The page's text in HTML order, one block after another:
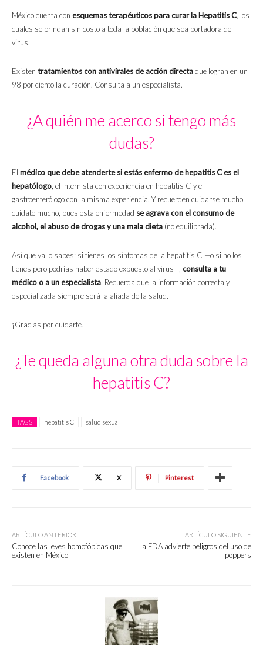
México cuenta con esquemas terapéuticos para curar la Hepatitis C , los
cuales se brindan sin costo a toda la población que sea portadora del
virus.
Existen tratamientos con antivirales de acción directaque logran en un
98 por ciento la curación. Consulta a un especialista.
¿A quién me acerco si tengo más
dudas?
El médico que debe atenderte si estás enfermo de hepatitis C es el
hepatólogo , el internista con experiencia en hepatitis C y el
gastroenterólogo con la misma experiencia. Y recuerden cuidarse mucho,
cuídate mucho, pues esta enfermedad se agrava con el consumo de
alcohol, el abuso de drogas y una mala dieta (no equilibrada).
Así que ya lo sabes: si tienes los síntomas de la hepatitis C —o si no los
tienes pero podrías haber estado expuesto al virus—, consulta a tu
médico o a un especialista. Recuerda que la información correcta y
especializada siempre será la aliada de la salud.
¡Gracias por cuidarte!
¿Te queda alguna otra duda sobre la
hepatitis C?
TAGS hepatitis C salud sexual
Facebook X Pinterest
ARTÍCULO ANTERIOR
Conoce las leyes homofóbicas que
existen en México
ARTÍCULO SIGUIENTE
La FDA advierte peligros del uso de
poppers